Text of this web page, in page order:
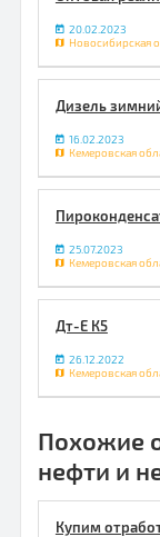
20.02.2023
Новосибирская
Дизель
16.02.2023
Кемеровская
25.07.2023
Кемеровская
Дт-Е К5
26.12.2022
Кемеровская
Похожие
нефти и
Купим